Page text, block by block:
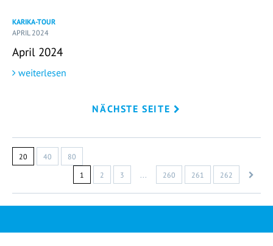
KARIKA-TOUR
APRIL 2024
April 2024
weiterlesen
NÄCHSTE SEITE
20 40
80
1
2 3 260 261 262